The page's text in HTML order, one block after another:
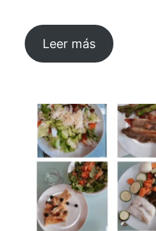
Leer más